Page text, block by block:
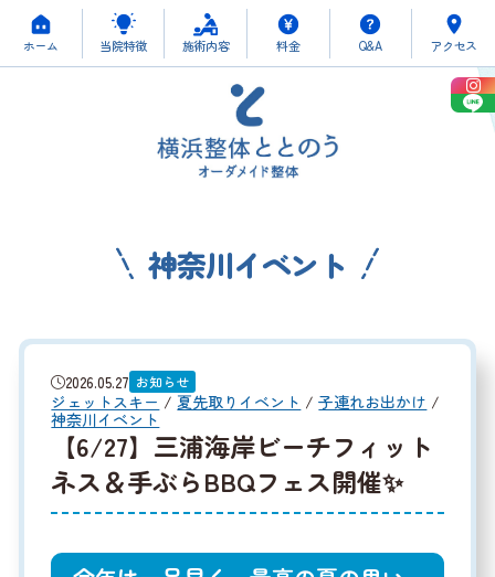
ホーム 当院特徴 施術内容 料金 Q&A アクセス
神奈川イベント
2026.05.27 お知らせ
ジェットスキー /夏先取りイベント /子連れお出かけ /
神奈川イベント
【6/27】三浦海岸ビーチフィット
ネス＆手ぶらBBQフェス開催✨